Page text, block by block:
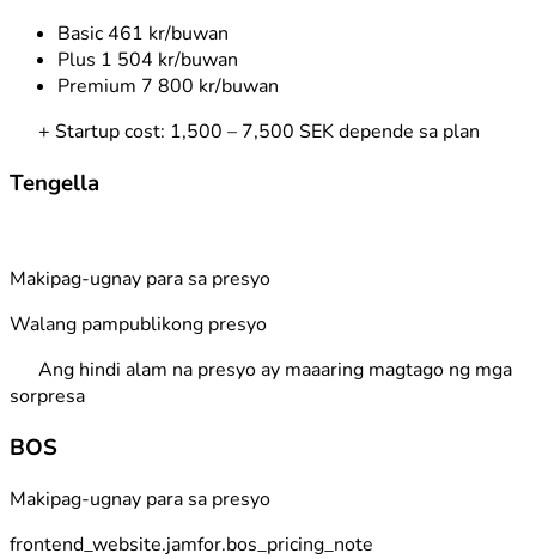
Basic461 kr/buwan
Plus 1 504 kr/buwan
Premium 7 800 kr/buwan
+ Startup cost: 1,500 – 7,500 SEK depende sa plan
Tengella
Makipag-ugnay para sa presyo
Walang pampublikong presyo
Ang hindi alam na presyo ay maaaring magtago ng mga
sorpresa
BOS
Makipag-ugnay para sa presyo
frontend_website.jamfor.bos_pricing_note